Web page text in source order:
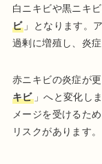
白ニキビや黒ニキ
ビ 」となります。
過剰に増殖し、炎
赤ニキビの炎症が
キビ」へと変化し
メージを受けるた
リスクがあります。